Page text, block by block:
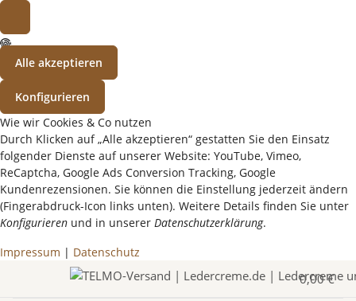
Alle akzeptieren
Konfigurieren
Wie wir Cookies & Co nutzen
Durch Klicken auf „Alle akzeptieren“ gestatten Sie den Einsatz
folgender Dienste auf unserer Website: YouTube, Vimeo,
ReCaptcha, Google Ads Conversion Tracking, Google
Kundenrezensionen. Sie können die Einstellung jederzeit ändern
(Fingerabdruck-Icon links unten). Weitere Details finden Sie unter
Konfigurieren und in unserer Datenschutzerklärung.
Impressum | Datenschutz
0,00 €